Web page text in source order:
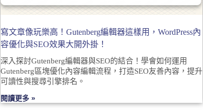
寫文章像玩樂高！Gutenberg編輯器這樣用，WordPress內
容優化與SEO效果大開外掛！
深入探討Gutenberg編輯器與SEO的結合！學會如何運用
Gutenberg區塊優化內容編輯流程，打造SEO友善內容，提升
可讀性與搜尋引擎排名。
閱讀更多 »